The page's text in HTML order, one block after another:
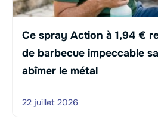
Ce spray Action à 1,94 €
de barbecue impeccable
abîmer le métal
22 juillet 2026